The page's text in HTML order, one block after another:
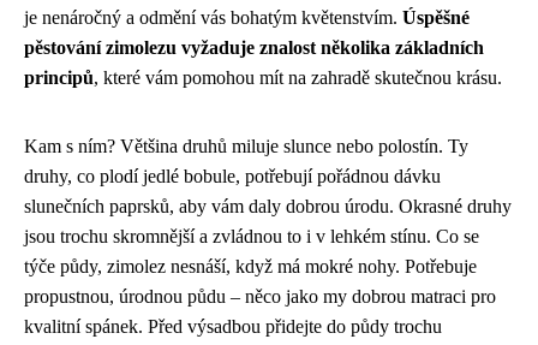
je nenáročný a odmění vás bohatým květenstvím. Úspěšné
pěstování zimolezu vyžaduje znalost několika základních
principů, které vám pomohou mít na zahradě skutečnou krásu.
Kam s ním? Většina druhů miluje slunce nebo polostín. Ty
druhy, co plodí jedlé bobule, potřebují pořádnou dávku
slunečních paprsků, aby vám daly dobrou úrodu. Okrasné druhy
jsou trochu skromnější a zvládnou to i v lehkém stínu. Co se
týče půdy, zimolez nesnáší, když má mokré nohy. Potřebuje
propustnou, úrodnou půdu – něco jako my dobrou matraci pro
kvalitní spánek. Před výsadbou přidejte do půdy trochu